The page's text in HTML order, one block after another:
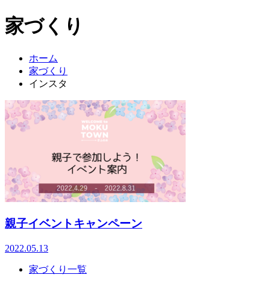
家づくり
ホーム
家づくり
インスタ
親子イベントキャンペーン
2022.05.13
家づくり一覧